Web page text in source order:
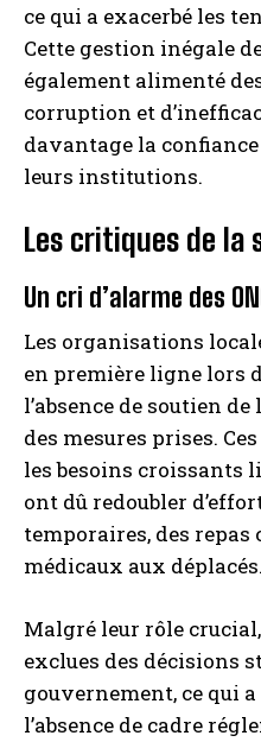
ce qui a exacerbé les
Cette gestion inégale
également alimenté
corruption et
davantage la
leurs institutions.
Les critiques de la
Un cri d’alarme des
Les organisations
en première ligne lors
l’absence de soutien
des mesures prises.
les besoins croissants
ont dû redoubler
temporaires, des repas
médicaux aux déplacés.
Malgré leur rôle
exclues des décisions
gouvernement, ce qui
l’absence de cadre